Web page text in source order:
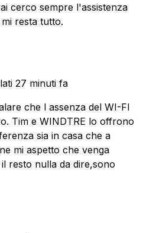
cerco sempre l'assistenza
resta tutto.
27 minuti fa
che l assenza del WI-FI
Tim e WINDTRE lo offrono
sia in casa che a
mi aspetto che venga
resto nulla da dire,sono